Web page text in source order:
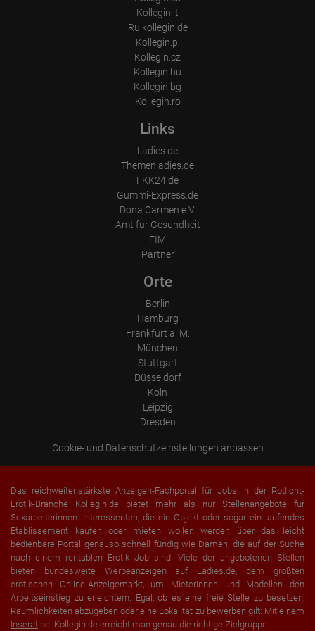
Besucherquelle (Facebook, Suchmaschine oder verweisende
Welche Dateien wurden heruntergeladen?
Welche Videos angeschaut?
Wurden Werbebanner angeklickt?
Wohin ging der Besucher? Klickte er auf weitere Seiten des
Portals oder hat er sie komplett verlassen?
Wie lange blieb der Besucher?
Kollegin.it
Ru.kollegin.de
Kollegin.pl
Kollegin.cz
Kollegin.hu
Kollegin.bg
Kollegin.ro
Links
Ladies.de
Themenladies.de
FKK24.de
Gummi-Express.de
Dona Carmen e.V.
Amt für Gesundheit
FIM
Partner
Orte
Berlin
Hamburg
Frankfurt a. M.
München
Stuttgart
Düsseldorf
Köln
Leipzig
Dresden
Cookie- und Datenschutzeinstellungen anpassen
Das reichweitenstärkste Anzeigen-Fachportal für Jobs in der Rotlicht-
Erotik-Branche Kollegin.de bietet mehr als nur Stellenangebote für
Sexarbeiterinnen. Interessenten, die ein Objekt oder sogar ein laufendes
Etablissement
kaufen oder mieten wollen werden über das leicht
bedienbare Portal genauso schnell fündig wie Damen, die auf der Suche
nach einem rentablen Erotik Job sind. Viele der angebotenen Stellen
bieten bundesweite Werbeanzeigen auf Ladies.de, dem größten
erotischen Online-Anzeigemarkt, um Mieterinnen und Modellen den
Arbeitseinstieg zu erleichtern. Egal, ob es eine freie Stelle zu besetzen,
Räumlichkeiten abzugeben oder eine Lokalität zu bewerben gilt: Mit einem
Inserat bei Kollegin.de erreicht man genau die richtige Zielgruppe.